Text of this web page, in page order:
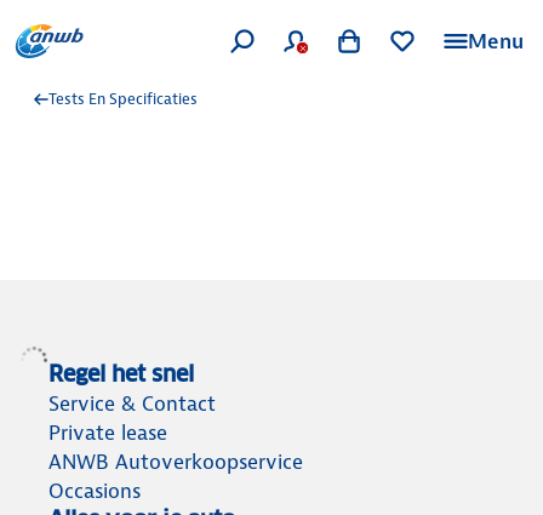
Menu
Tests En Specificaties
Regel het snel
Service & Contact
Private lease
ANWB Autoverkoopservice
Occasions